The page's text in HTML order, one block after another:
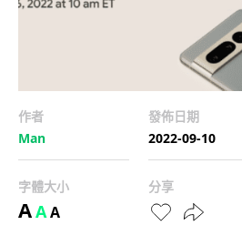
作者
Man
發佈日期
2022-09-10
字體大小
AAA
分享